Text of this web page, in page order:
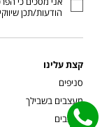
דוא”להודעות/תכן
קצת עלינו
סניפים
מעצבים בשבילך
מעצבים